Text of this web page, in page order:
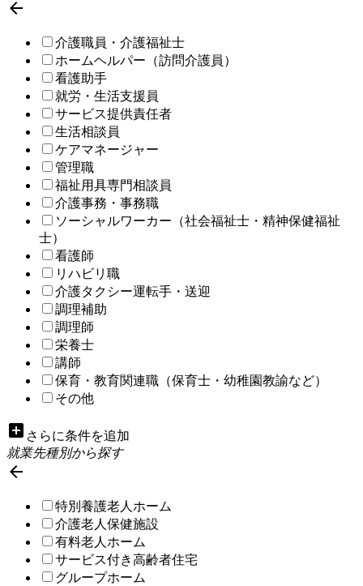

介護職員・介護福祉士
ホームヘルパー（訪問介護員）
看護助手
就労・生活支援員
サービス提供責任者
生活相談員
ケアマネージャー
管理職
福祉用具専門相談員
介護事務・事務職
ソーシャルワーカー（社会福祉士・精神保健福祉
士）
看護師
リハビリ職
介護タクシー運転手・送迎
調理補助
調理師
栄養士
講師
保育・教育関連職（保育士・幼稚園教諭など）
その他
add_box さらに条件を追加
就業先種別から探す

特別養護老人ホーム
介護老人保健施設
有料老人ホーム
サービス付き高齢者住宅
グループホーム